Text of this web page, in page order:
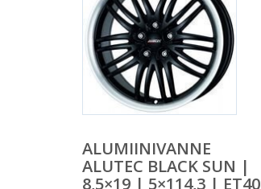
ALUMIINIVANNE
ALUTEC BLACK SUN |
8,5×19 | 5×114,3 | ET40